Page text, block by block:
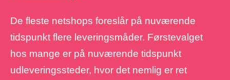
De fleste netshops foreslår på nuværende
tidspunkt flere leveringsmåder. Førstevalget
hos mange er på nuværende tidspunkt
udleveringssteder, hvor det nemlig er ret